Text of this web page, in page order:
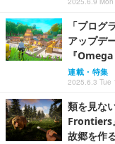
「プログ
アップデ
『
連載・特集
2025.6.3 Tue
類を見な
Frontiers
故郷を作